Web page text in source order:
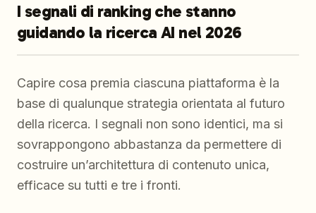
I segnali di ranking che stanno
guidando la ricerca AI nel 2026
Capire cosa premia ciascuna piattaforma è la
base di qualunque strategia orientata al futuro
della ricerca. I segnali non sono identici, ma si
sovrappongono abbastanza da permettere di
costruire un’architettura di contenuto unica,
efficace su tutti e tre i fronti.